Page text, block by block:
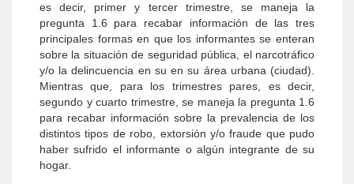
es decir, primer y tercer trimestre, se maneja la
pregunta 1.6 para recabar información de las tres
principales formas en que los informantes se enteran
sobre la situación de seguridad pública, el narcotráfico
y/o la delincuencia en su en su área urbana (ciudad).
Mientras que, para los trimestres pares, es decir,
segundo y cuarto trimestre, se maneja la pregunta 1.6
para recabar información sobre la prevalencia de los
distintos tipos de robo, extorsión y/o fraude que pudo
haber sufrido el informante o algún integrante de su
hogar.